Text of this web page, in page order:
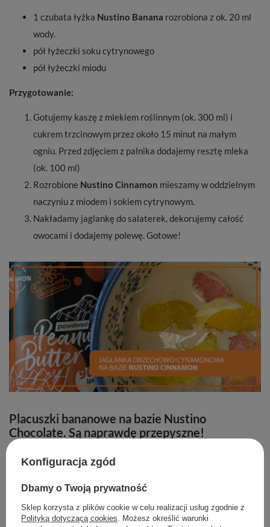
1 czubata łyżka Nustino Banana rozrobiona z ok. 20 ml
wody.
pół łyżeczki soku cytrynowego
pół łyżeczki miodu
Przygotowanie:
Gotujemy kaszę z mlekiem roślinnym (ok. 300 ml) i
cukrem trzcinowym przez około 15 minut na małym
ogniu. Przed zdjęciem z palnika dodajemy resztę mleka
(ok. 100 ml)
Rozrobione Nustino Cinnamon mieszamy w oddzielnym
naczyniu z miodem i sokiem cytrynowym.
Nakładamy jaglankę do salaterek, dekorujemy całość
owocami i dodajemy polewę. Gotowe!
Placuszki bananowe na bazie Nustino
Chocolate. Są naprawdę przepyszne!
Składniki (na 6 placuszków):
1 jajko
½ szklanki mąki owsianej
Konfiguracja zgód
Dbamy o Twoją prywatność
Sklep korzysta z plików cookie w celu realizacji usług zgodnie z
Polityką dotyczącą cookies . Możesz określić warunki